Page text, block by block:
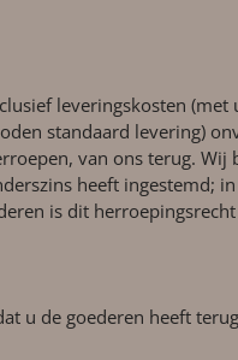
leveringskosten (met
standaard levering)
van ons terug. Wij
heeft ingestemd;
is dit
u de goederen heeft